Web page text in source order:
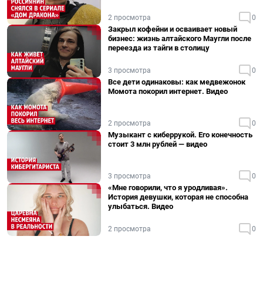
2 просмотра 0
Закрыл кофейни и осваивает новый
бизнес: жизнь алтайского Маугли после
переезда из тайги в столицу
3 просмотра 0
Все дети одинаковы: как медвежонок
Момота покорил интернет. Видео
2 просмотра 0
Музыкант с киберрукой. Его конечность
стоит 3 млн рублей — видео
3 просмотра 0
«Мне говорили, что я уродливая».
История девушки, которая не способна
улыбаться. Видео
2 просмотра 0